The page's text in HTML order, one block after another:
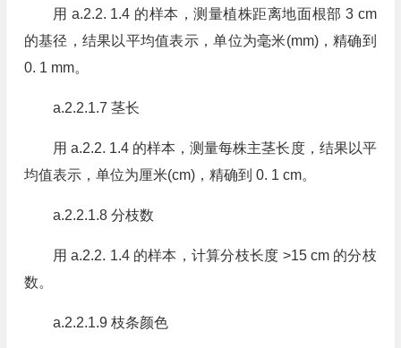
用 a.2.2. 1.4 的样本，测量植株距离地面根部 3 cm
的基径，结果以平均值表示，单位为毫米(mm)，精确到
0. 1 mm。
a.2.2.1.7 茎长
用 a.2.2. 1.4 的样本，测量每株主茎长度，结果以平
均值表示，单位为厘米(cm)，精确到 0. 1 cm。
a.2.2.1.8 分枝数
用 a.2.2. 1.4 的样本，计算分枝长度 >15 cm 的分枝
数。
a.2.2.1.9 枝条颜色